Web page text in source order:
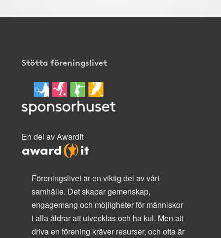
Stötta föreningslivet
En del av AwardIt
Föreningslivet är en viktig del av vårt
samhälle. Det skapar gemenskap,
engagemang och möjligheter för människor
i alla åldrar att utvecklas och ha kul. Men att
driva en förening kräver resurser, och ofta är